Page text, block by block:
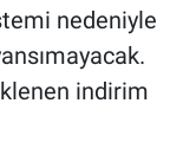
nedeniyle
indirim